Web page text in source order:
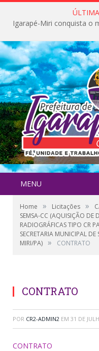
MENU
Home » Licitações »
SEMSA-CC (AQUISIÇÃO DE
RADIOGRÁFICAS TIPO CR
SECRETARIA MUNICIPAL
MIRI/PA) » CONTRATO
CONTRATO
POR CR2-ADMIN2 EM 31 DE
CONTRATO